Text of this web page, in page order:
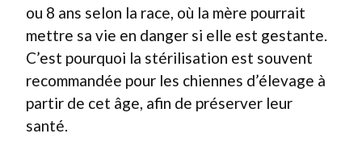
ou 8 ans selon la race, où la mère pourrait
mettre sa vie en danger si elle est gestante.
C’est pourquoi la stérilisation est souvent
recommandée pour les chiennes d’élevage à
partir de cet âge, afin de préserver leur
santé.